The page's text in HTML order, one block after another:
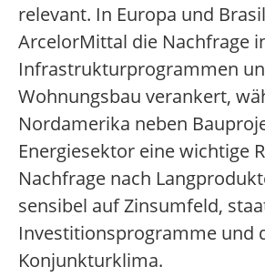
relevant. In Europa und
ArcelorMittal die Nachfrage
Infrastrukturprogrammen
Wohnungsbau verankert,
Nordamerika neben
Energiesektor eine wichtige
Nachfrage nach
sensibel auf Zinsumfeld,
Investitionsprogramme und
Konjunkturklima.